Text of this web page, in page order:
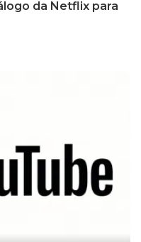
da Netflix para